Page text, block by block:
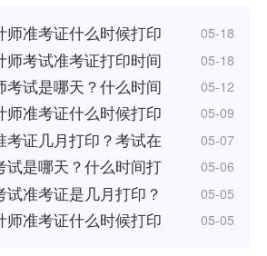
师准考证什么时候打印 05-18
师考试准考证打印时间 05-18
考试是哪天？什么时间 05-12
师准考证什么时候打印 05-09
考证几月打印？考试在 05-07
试是哪天？什么时间打 05-06
试准考证是几月打印？ 05-05
师准考证什么时候打印 05-05